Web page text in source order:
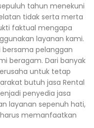
tahun menekuni
tidak serta merta
faktual mengapa
layanan kami.
bersama pelanggan
beragam. Dari banyak
untuk tetap
butuh jasa Rental
penyedia jasa
layanan sepenuh hati,
memanfaatkan